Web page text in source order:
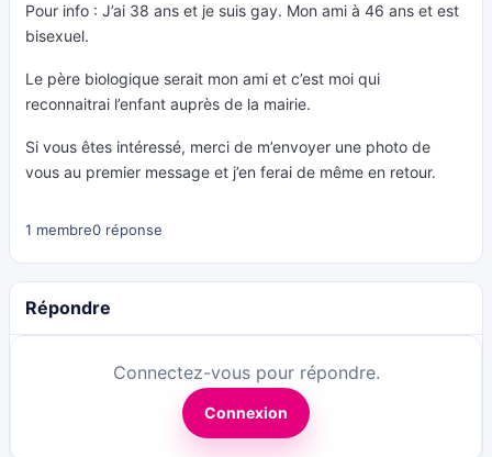
Pour info : J’ai 38 ans et je suis gay. Mon ami à 46 ans et est
bisexuel.
Le père biologique serait mon ami et c’est moi qui
reconnaitrai l’enfant auprès de la mairie.
Si vous êtes intéressé, merci de m’envoyer une photo de
vous au premier message et j’en ferai de même en retour.
1 membre0 réponse
Répondre
Connectez-vous pour répondre.
Connexion